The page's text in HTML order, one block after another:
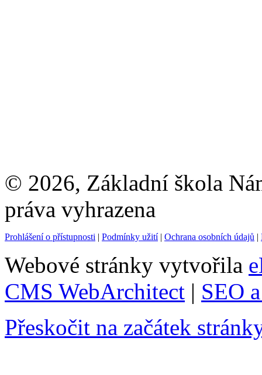
© 2026, Základní škola
práva vyhrazena
Prohlášení o přístupnosti | Podmínky užití| Ochrana osobních údajů |
Webové stránky vytvořila
CMS WebArchitect | SEO
Přeskočit na začátek